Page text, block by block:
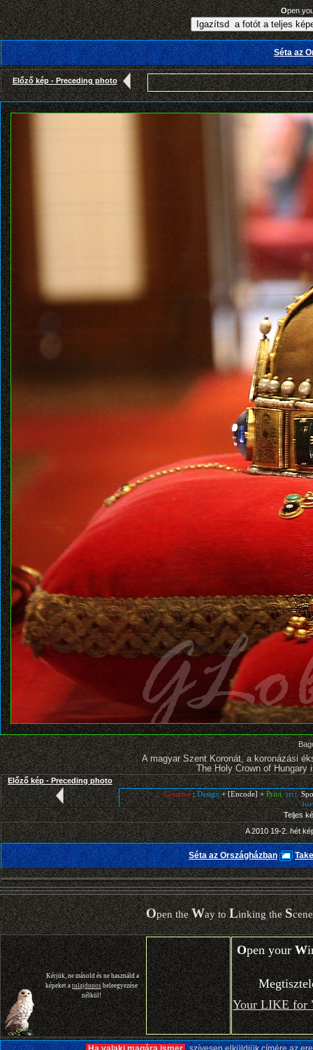
Open
Séta az
Előző kép - Preceding photo
A magyar Szent Koronát, a koronázási
The Holy Crown of Hungary
Előző kép - Preceding photo
Teljes
A 2010 19-2. hét
Séta az Országházban